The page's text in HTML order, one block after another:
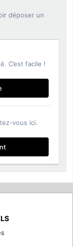
déposer un
C’est facile !
vous ici.